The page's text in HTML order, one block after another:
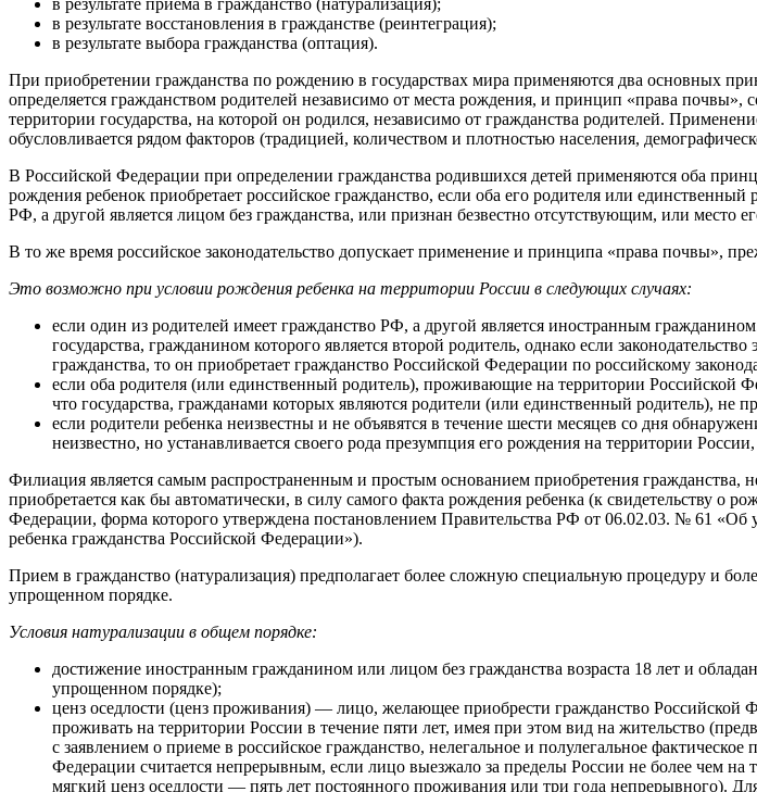
в результате восстановления в гражданстве (реинтеграция);
в результате выбора гражданства (оптация).
При приобретении гражданства по рождению в государствах мира применяются два основных
определяется гражданством родителей независимо от места рождения, и принцип «права почвы»,
территории государства, на которой он родился, независимо от гражданства родителей.
обусловливается рядом факторов (традицией, количеством и плотностью населения,
В Российской Федерации при определении гражданства родившихся детей применяются оба
рождения ребенок приобретает российское гражданство, если оба его родителя или
РФ, а другой является лицом без гражданства, или признан безвестно отсутствующим, или место
В то же время российское законодательство допускает применение и принципа «права почвы»,
Это возможно при условии рождения ребенка на территории России в следующих случаях:
если один из родителей имеет гражданство РФ, а другой является иностранным
государства, гражданином которого является второй родитель, однако если
гражданства, то он приобретает гражданство Российской Федерации по российскому
если оба родителя (или единственный родитель), проживающие на территории
что государства, гражданами которых являются родители (или единственный родитель), не
если родители ребенка неизвестны и не объявятся в течение шести месяцев со дня
неизвестно, но устанавливается своего рода презумпция его рождения на территории
Филиация является самым распространенным и простым основанием приобретения гражданства,
приобретается как бы автоматически, в силу самого факта рождения ребенка (к свидетельству
Федерации, форма которого утверждена постановлением Правительства РФ от 06.02.03. № 61
ребенка гражданства Российской Федерации»).
Прием в гражданство (натурализация) предполагает более сложную специальную процедуру и
упрощенном порядке.
Условия натурализации в общем порядке:
достижение иностранным гражданином или лицом без гражданства возраста 18 лет и
упрощенном порядке);
ценз оседлости (ценз проживания) — лицо, желающее приобрести гражданство
проживать на территории России в течение пяти лет, имея при этом вид на жительство
с заявлением о приеме в российское гражданство, нелегальное и полулегальное
Федерации считается непрерывным, если лицо выезжало за пределы России не более чем на
мягкий ценз оседлости — пять лет постоянного проживания или три года непрерывного).